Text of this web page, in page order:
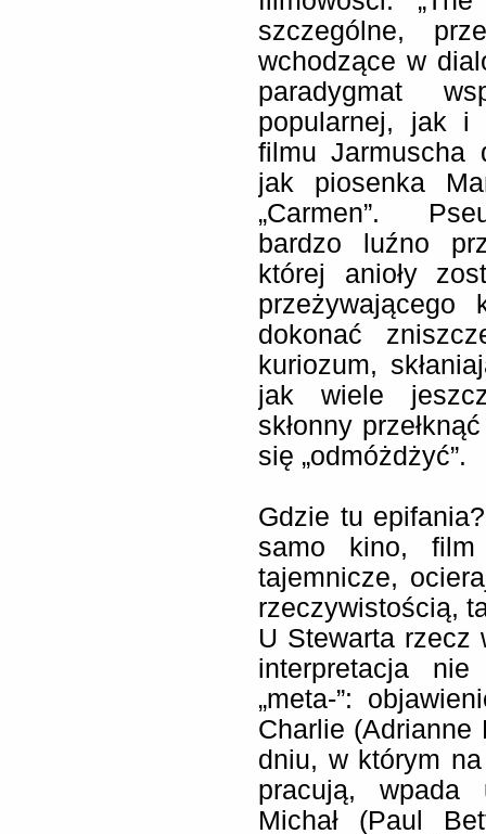
szczególne,
wchodzące w
paradygmat
popularnej, jak i
filmu Jarmuscha
jak piosenka
„Carmen”.
bardzo luźno
której anioły
dokonać
kuriozum,
jak wiele
skłonny
się „odmóżdżyć”.
Gdzie tu
samo kino,
tajemnicze,
rzeczywistością,
U Stewarta rzecz
interpretacja
„meta-”:
Charlie
dniu, w którym
pracują, wpada
Michał (Paul